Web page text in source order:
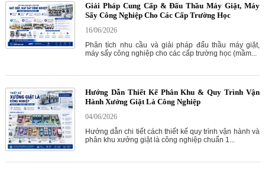
Giải Pháp Cung Cấp & Đấu Thầu Máy Giặt, Máy
Sấy Công Nghiệp Cho Các Cấp Trường Học
16/06/2026
Phân tích nhu cầu và giải pháp đấu thầu máy giặt,
máy sấy công nghiệp cho các cấp trường học (mầm...
Hướng Dẫn Thiết Kế Phân Khu & Quy Trình Vận
Hành Xưởng Giặt Là Công Nghiệp
04/06/2026
Hướng dẫn chi tiết cách thiết kế quy trình vận hành và
phân khu xưởng giặt là công nghiệp chuẩn 1...